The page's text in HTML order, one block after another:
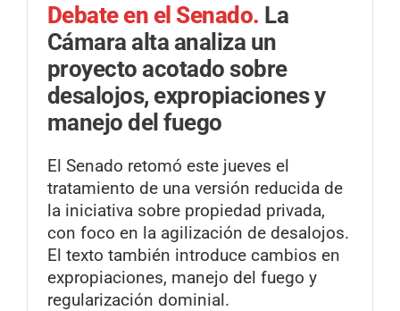
Debate en el Senado. La
Cámara alta analiza un
proyecto acotado sobre
desalojos, expropiaciones y
manejo del fuego
El Senado retomó este jueves el
tratamiento de una versión reducida de
la iniciativa sobre propiedad privada,
con foco en la agilización de desalojos.
El texto también introduce cambios en
expropiaciones, manejo del fuego y
regularización dominial.